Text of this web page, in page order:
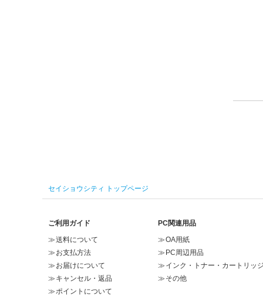
セイショウシティ トップページ
ご利用ガイド
送料について
お支払方法
お届けについて
キャンセル・返品
ポイントについて
PC関連用品
OA用紙
PC周辺用品
インク・トナー・カートリッ
その他